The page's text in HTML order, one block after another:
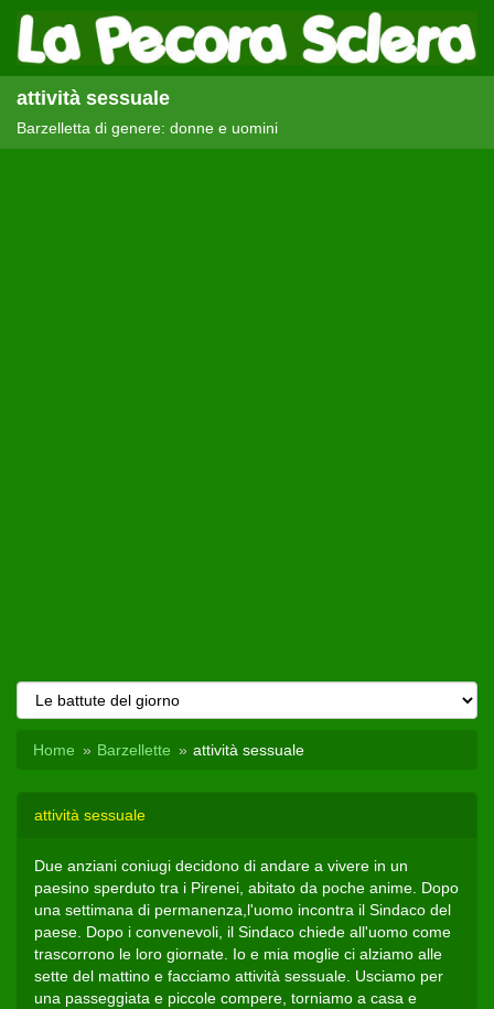
attività sessuale
Barzelletta di genere: donne e uomini
Home Barzellette attività sessuale
attività sessuale
Due anziani coniugi decidono di andare a vivere in un
paesino sperduto tra i Pirenei, abitato da poche anime. Dopo
una settimana di permanenza,l'uomo incontra il Sindaco del
paese. Dopo i convenevoli, il Sindaco chiede all'uomo come
trascorrono le loro giornate. Io e mia moglie ci alziamo alle
sette del mattino e facciamo attività sessuale. Usciamo per
una passeggiata e piccole compere, torniamo a casa e